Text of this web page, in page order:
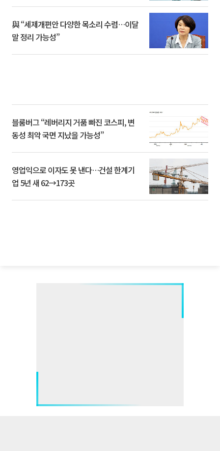
與 “세제개편안 다양한 목소리 수렴…이달
말 정리 가능성”
블룸버그 “레버리지 거품 빠진 코스피, 변
동성 최악 국면 지났을 가능성”
영업익으로 이자도 못 낸다…건설 한계기
업 5년 새 62→173곳